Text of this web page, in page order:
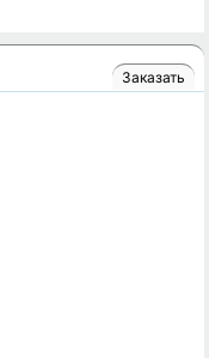
Заказать